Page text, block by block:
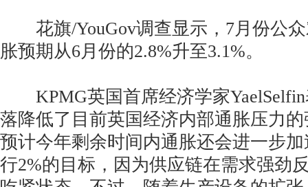
花旗/YouGov调查显示，7月份公众
胀预期从6月份的2.8%升至3.1%。
KPMG英国首席经济学家YaelSelfin
落降低了目前英国经济内部通胀压力
预计今年剩余时间内通胀还会进一步
行2%的目标，因为供应链在需求强劲